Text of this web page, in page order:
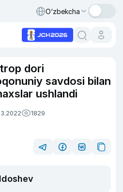
O‘zbekcha
dori
savdosi bilan
ushlandi
1829